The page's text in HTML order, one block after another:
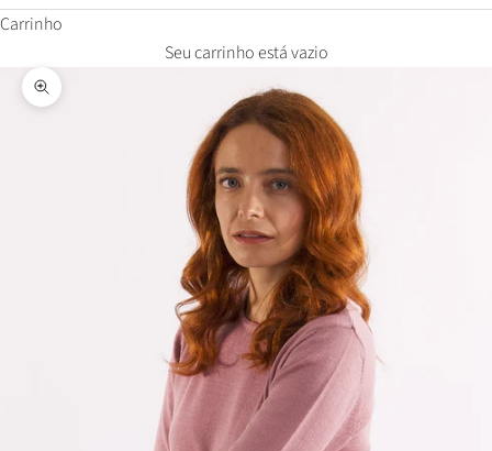
Carrinho
Seu carrinho está vazio
Zoom na imagem